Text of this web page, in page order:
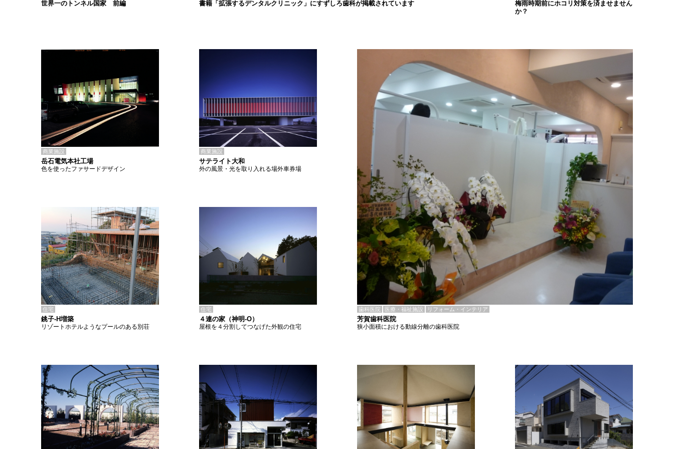
書籍「拡張するデンタルクリニック」にすずしろ歯科が掲載されています
世界一のトンネル国家 前編
梅雨時期前にホコリ対策を済ませません
か？
商業施設
岳石電気本社工場
色を使ったファサードデザイン
商業施設
サテライト大和
外の風景・光を取り入れる場外車券場
住宅
銚子-H増築
リゾートホテルようなプールのある別荘
住宅
４連の家（神明-O）
屋根を４分割してつなげた外観の住宅
歯科医院 医療・福祉施設 リフォーム・インテリア
芳賀歯科医院
狭小面積における動線分離の歯科医院